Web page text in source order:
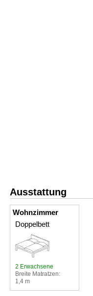
Ausstattung
Wohnzimmer
Doppelbett
2 Erwachsene
Breite Matratzen:
1,4 m